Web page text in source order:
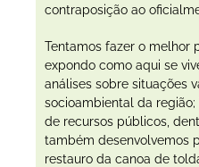
contraposição ao
Tentamos fazer o melhor
expondo como aqui se
análises sobre situações
socioambiental da
de recursos públicos,
também desenvolvemos
restauro da canoa de